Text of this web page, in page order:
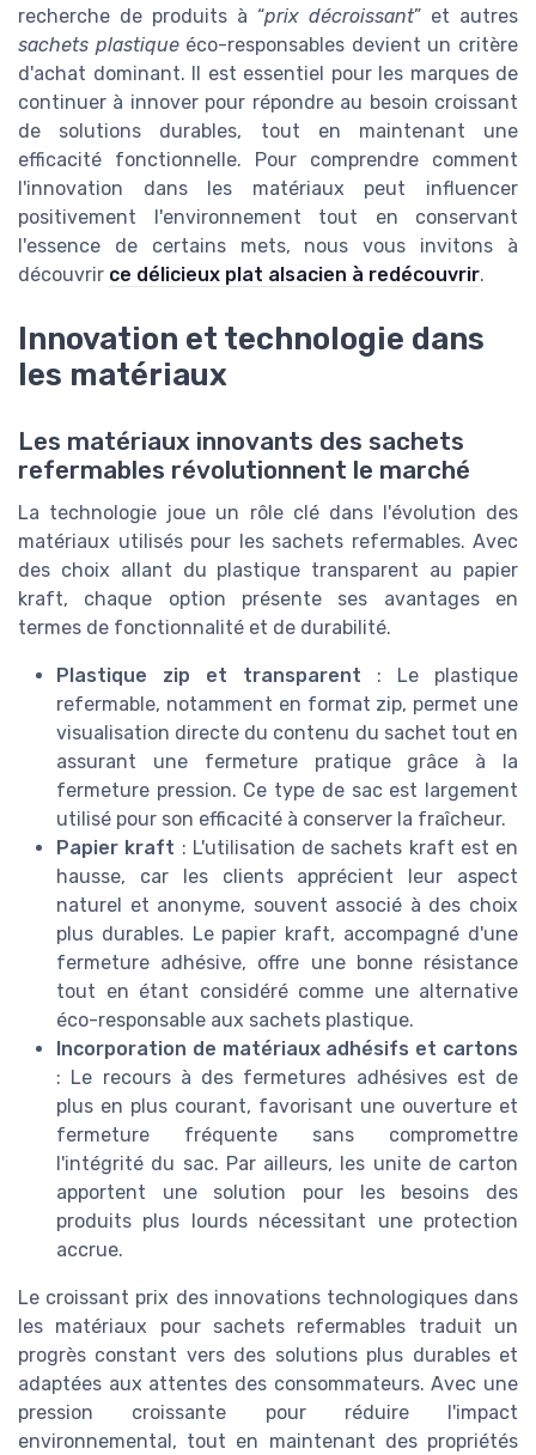
recherche de produits à “prix décroissant” et autres
sachets plastiqueéco-responsables devient un critère
d'achat dominant. Il est essentiel pour les marques de
continuer à innover pour répondre au besoin croissant
de solutions durables, tout en maintenant une
efficacité fonctionnelle. Pour comprendre comment
l'innovation dans les matériaux peut influencer
positivement l'environnement tout en conservant
l'essence de certains mets, nous vous invitons à
découvrir ce délicieux plat alsacien à redécouvrir.
Innovation et technologie dans
les matériaux
Les matériaux innovants des sachets
refermables révolutionnent le marché
La technologie joue un rôle clé dans l'évolution des
matériaux utilisés pour les sachets refermables. Avec
des choix allant du plastique transparent au papier
kraft, chaque option présente ses avantages en
termes de fonctionnalité et de durabilité.
Plastique zip et transparent : Le plastique
refermable, notamment en format zip, permet une
visualisation directe du contenu du sachet tout en
assurant une fermeture pratique grâce à la
fermeture pression. Ce type de sac est largement
utilisé pour son efficacité à conserver la fraîcheur.
Papier kraft : L'utilisation de sachets kraft est en
hausse, car les clients apprécient leur aspect
naturel et anonyme, souvent associé à des choix
plus durables. Le papier kraft, accompagné d'une
fermeture adhésive, offre une bonne résistance
tout en étant considéré comme une alternative
éco-responsable aux sachets plastique.
Incorporation de matériaux adhésifs et cartons
: Le recours à des fermetures adhésives est de
plus en plus courant, favorisant une ouverture et
fermeture fréquente sans compromettre
l'intégrité du sac. Par ailleurs, les unite de carton
apportent une solution pour les besoins des
produits plus lourds nécessitant une protection
accrue.
Le croissant prix des innovations technologiques dans
les matériaux pour sachets refermables traduit un
progrès constant vers des solutions plus durables et
adaptées aux attentes des consommateurs. Avec une
pression croissante pour réduire l'impact
environnemental, tout en maintenant des propriétés